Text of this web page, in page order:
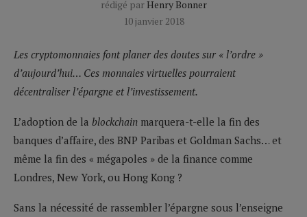
rédigé par Henry Bonner
10 janvier 2018
Les cryptomonnaies font planer des doutes sur « l’ordre »
d’aujourd’hui… Ces monnaies virtuelles pourraient
décentraliser l’épargne et l’investissement.
L’adoption de la blockchain marquera-t-elle la fin des
banques d’affaire, des BNP Paribas et Goldman Sachs… et
même la fin des « mégapoles » de la finance comme
Londres, New York, ou Hong Kong ?
Sans la nécessité de rassembler l’épargne sous l’enseigne